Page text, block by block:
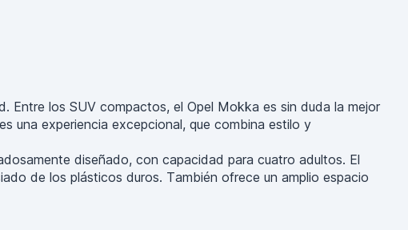
Entre los SUV compactos, el Opel Mokka es sin duda la mejor
una experiencia excepcional, que combina estilo y
diseñado, con capacidad para cuatro adultos. El
de los plásticos duros. También ofrece un amplio espacio